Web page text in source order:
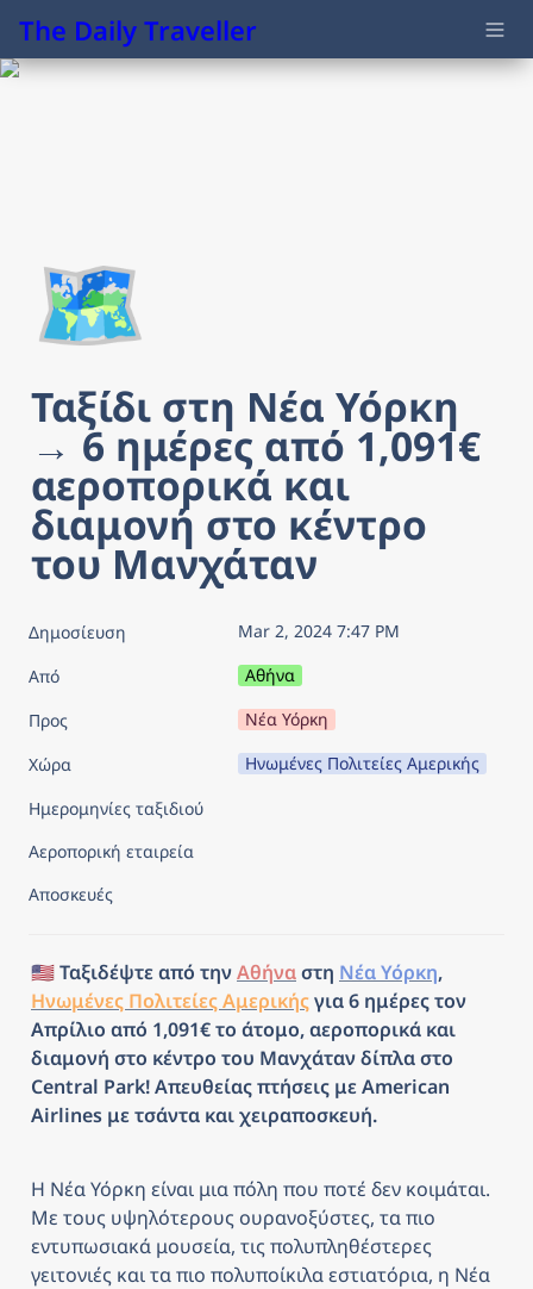
The Daily Traveller
🗺️
Ταξίδι στη Νέα Υόρκη
→ 6 ημέρες από 1,091€
αεροπορικά και
διαμονή στο κέντρο
του Μανχάταν
Δημοσίευση
Mar 2, 2024 7:47 PM
Από
Αθήνα
Προς
Νέα Υόρκη
Χώρα
Ηνωμένες Πολιτείες Αμερικής
Ημερομηνίες ταξιδιού
Αεροπορική εταιρεία
Αποσκευές
🇺🇸 Ταξιδέψτε από την Αθήνα στη Νέα Υόρκη
Ηνωμένες Πολιτείες Αμερικής για 6 ημέρες τον
Απρίλιο από 1,091€ το άτομο, αεροπορικά και
διαμονή στο κέντρο του Μανχάταν δίπλα στο
Central Park! Απευθείας πτήσεις με American
Airlines με τσάντα και χειραποσκευή.
Η Νέα Υόρκη είναι μια πόλη που ποτέ δεν κοιμάται.
Με τους υψηλότερους ουρανοξύστες, τα πιο
εντυπωσιακά μουσεία, τις πολυπληθέστερες
γειτονιές και τα πιο πολυποίκιλα εστιατόρια, η Νέα